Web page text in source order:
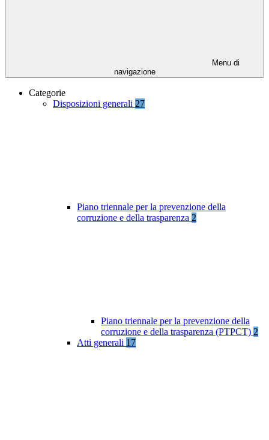
Menu di
navigazione
Categorie
Disposizioni generali 27
Piano triennale per la prevenzione della
corruzione e della trasparenza 2
Piano triennale per la prevenzione della
corruzione e della trasparenza (PTPCT) 2
Atti generali 17